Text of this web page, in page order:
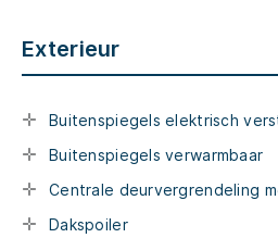
Exterieur
Buitenspiegels elektrisch
Buitenspiegels verwarmbaar
Centrale deurvergrendeling
Dakspoiler